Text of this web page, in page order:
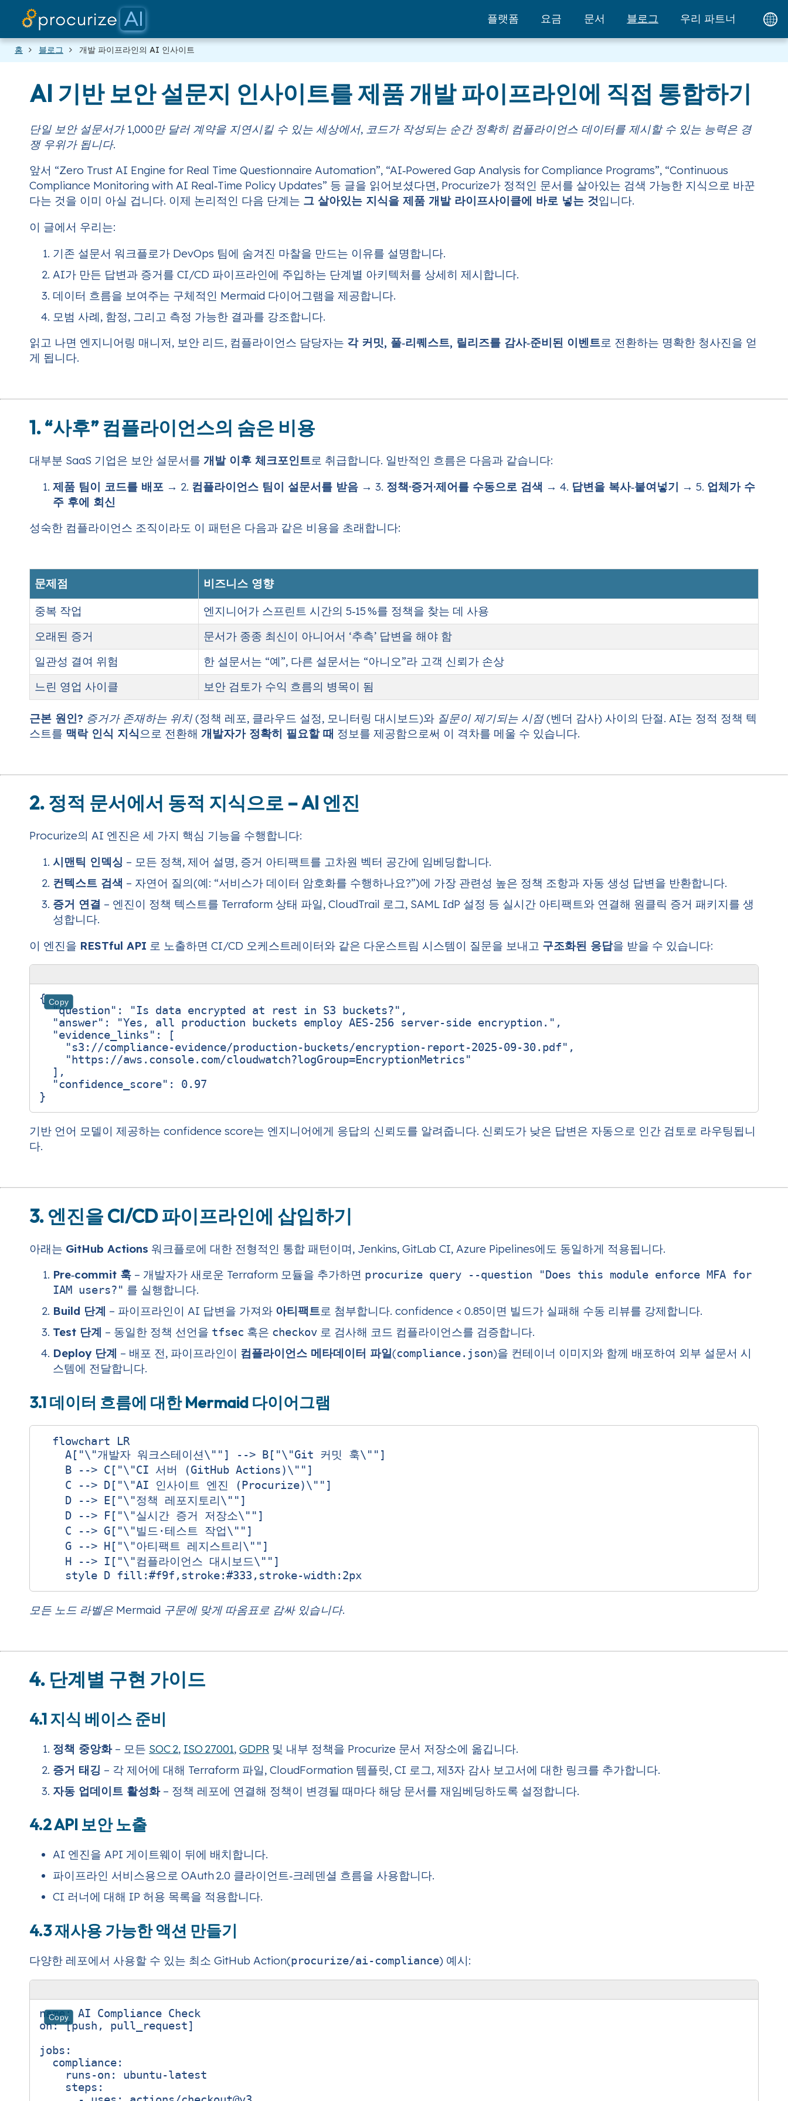
플랫폼 요금 문서 블로그 우리 파트너
홈 블로그 개발 파이프라인의 AI 인사이트
AI 기반 보안 설문지 인사이트를 제품 개발 파이프라인에 직접 통합하기
단일 보안 설문서가 1,000만 달러 계약을 지연시킬 수 있는 세상에서, 코드가 작성되는 순간 정확히 컴플라이언스 데이터를 제시할 수 있는 능력은 경
쟁 우위가 됩니다.
앞서 “Zero Trust AI Engine for Real Time Questionnaire Automation”, “AI‑Powered Gap Analysis for Compliance Programs”, “Continuous
Compliance Monitoring with AI Real‑Time Policy Updates” 등 글을 읽어보셨다면, Procurize가 정적인 문서를 살아있는 검색 가능한 지식으로 바꾼
다는 것을 이미 아실 겁니다. 이제 논리적인 다음 단계는 그 살아있는 지식을 제품 개발 라이프사이클에 바로 넣는 것입니다.
이 글에서 우리는:
기존 설문서 워크플로가 DevOps 팀에 숨겨진 마찰을 만드는 이유를 설명합니다.
AI가 만든 답변과 증거를 CI/CD 파이프라인에 주입하는 단계별 아키텍처를 상세히 제시합니다.
데이터 흐름을 보여주는 구체적인 Mermaid 다이어그램을 제공합니다.
모범 사례, 함정, 그리고 측정 가능한 결과를 강조합니다.
읽고 나면 엔지니어링 매니저, 보안 리드, 컴플라이언스 담당자는 각 커밋, 풀‑리퀘스트, 릴리즈를 감사‑준비된 이벤트로 전환하는 명확한 청사진을 얻
게 됩니다.
1. “사후” 컴플라이언스의 숨은 비용
대부분 SaaS 기업은 보안 설문서를 개발 이후 체크포인트로 취급합니다. 일반적인 흐름은 다음과 같습니다:
제품 팀이 코드를 배포 → 2. 컴플라이언스 팀이 설문서를 받음 → 3. 정책·증거·제어를 수동으로 검색 → 4. 답변을 복사‑붙여넣기 → 5. 업체가 수
주 후에 회신
성숙한 컴플라이언스 조직이라도 이 패턴은 다음과 같은 비용을 초래합니다:
문제점
비즈니스 영향
중복 작업
엔지니어가 스프린트 시간의 5‑15 %를 정책을 찾는 데 사용
오래된 증거
문서가 종종 최신이 아니어서 ‘추측’ 답변을 해야 함
일관성 결여 위험
한 설문서는 “예”, 다른 설문서는 “아니오”라 고객 신뢰가 손상
느린 영업 사이클
보안 검토가 수익 흐름의 병목이 됨
근본 원인? 증거가 존재하는 위치(정책 레포, 클라우드 설정, 모니터링 대시보드)와 질문이 제기되는 시점(벤더 감사) 사이의 단절. AI는 정적 정책 텍
스트를 맥락 인식 지식으로 전환해 개발자가 정확히 필요할 때 정보를 제공함으로써 이 격차를 메울 수 있습니다.
2. 정적 문서에서 동적 지식으로 – AI 엔진
Procurize의 AI 엔진은 세 가지 핵심 기능을 수행합니다:
시맨틱 인덱싱 – 모든 정책, 제어 설명, 증거 아티팩트를 고차원 벡터 공간에 임베딩합니다.
컨텍스트 검색 – 자연어 질의(예: “서비스가 데이터 암호화를 수행하나요?”)에 가장 관련성 높은 정책 조항과 자동 생성 답변을 반환합니다.
증거 연결 – 엔진이 정책 텍스트를 Terraform 상태 파일, CloudTrail 로그, SAML IdP 설정 등 실시간 아티팩트와 연결해 원클릭 증거 패키지를 생
성합니다.
이 엔진을 RESTful API 로 노출하면 CI/CD 오케스트레이터와 같은 다운스트림 시스템이 질문을 보내고 구조화된 응답을 받을 수 있습니다:
Copy
{
"question" : "Is data encrypted at rest in S3 buckets?" ,
"answer" : "Yes, all production buckets employ AES‑256 server‑side encryption." ,
"evidence_links" :
[
"s3://compliance-evidence/production-buckets/encryption-report-2025-09-30.pdf" ,
"https://aws.console.com/cloudwatch?logGroup=EncryptionMetrics"
],
"confidence_score" :
0.97
}
기반 언어 모델이 제공하는 confidence score는 엔지니어에게 응답의 신뢰도를 알려줍니다. 신뢰도가 낮은 답변은 자동으로 인간 검토로 라우팅됩니
다.
3. 엔진을 CI/CD 파이프라인에 삽입하기
아래는 GitHub Actions 워크플로에 대한 전형적인 통합 패턴이며, Jenkins, GitLab CI, Azure Pipelines에도 동일하게 적용됩니다.
Pre‑commit 훅 – 개발자가 새로운 Terraform 모듈을 추가하면 procurize query --question "Does this module enforce MFA for
IAM users?" 를 실행합니다.
Build 단계 – 파이프라인이 AI 답변을 가져와 아티팩트로 첨부합니다. confidence < 0.85이면 빌드가 실패해 수동 리뷰를 강제합니다.
Test 단계 – 동일한 정책 선언을 tfsec 혹은 checkov 로 검사해 코드 컴플라이언스를 검증합니다.
Deploy 단계 – 배포 전, 파이프라인이 컴플라이언스 메타데이터 파일(compliance.json)을 컨테이너 이미지와 함께 배포하여 외부 설문서 시
스템에 전달합니다.
3.1 데이터 흐름에 대한 Mermaid 다이어그램
  flowchart LR
    A["\"개발자 워크스테이션\""] --> B["\"Git 커밋 훅\""]
    B --> C["\"CI 서버 (GitHub Actions)\""]
    C --> D["\"AI 인사이트 엔진 (Procurize)\""]
    D --> E["\"정책 레포지토리\""]
    D --> F["\"실시간 증거 저장소\""]
    C --> G["\"빌드·테스트 작업\""]
    G --> H["\"아티팩트 레지스트리\""]
    H --> I["\"컴플라이언스 대시보드\""]
모든 노드 라벨은 Mermaid 구문에 맞게 따옴표로 감싸 있습니다.
4. 단계별 구현 가이드
4.1 지식 베이스 준비
정책 중앙화– 모든 SOC 2, ISO 27001, GDPR 및 내부 정책을 Procurize 문서 저장소에 옮깁니다.
증거 태깅 – 각 제어에 대해 Terraform 파일, CloudFormation 템플릿, CI 로그, 제3자 감사 보고서에 대한 링크를 추가합니다.
자동 업데이트 활성화– 정책 레포에 연결해 정책이 변경될 때마다 해당 문서를 재임베딩하도록 설정합니다.
4.2 API 보안 노출
AI 엔진을 API 게이트웨이 뒤에 배치합니다.
파이프라인 서비스용으로 OAuth 2.0 클라이언트‑크레덴셜 흐름을 사용합니다.
CI 러너에 대해 IP 허용 목록을 적용합니다.
4.3 재사용 가능한 액션 만들기
다양한 레포에서 사용할 수 있는 최소 GitHub Action(procurize/ai-compliance) 예시:
Copy
name: AI Compliance Check
on: [push, pull_request]
jobs :
compliance:
runs-on :
ubuntu-latest
steps :